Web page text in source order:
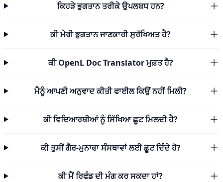
ਕਿਹੜੇ ਭੁਗਤਾਨ ਤਰੀਕੇ ਉਪਲਬਧ ਹਨ?
ਕੀ ਮੇਰੀ ਭੁਗਤਾਨ ਜਾਣਕਾਰੀ ਸੁਰੱਖਿਅਤ ਹੈ?
ਕੀ OpenL Doc Translator ਮੁਫ਼ਤ ਹੈ?
ਮੈਨੂੰ ਆਪਣੀ ਅਨੁਵਾਦ ਕੀਤੀ ਫਾਈਲ ਕਿਉਂ ਨਹੀਂ ਮਿਲੀ?
ਕੀ ਵਿਦਿਆਰਥੀਆਂ ਨੂੰ ਸਿੱਖਿਆ ਛੂਟ ਮਿਲਦੀ ਹੈ?
ਕੀ ਤੁਸੀਂ ਗੈਰ-ਮੁਨਾਫਾ ਸੰਸਥਾਵਾਂ ਲਈ ਛੂਟ ਦਿੰਦੇ ਹੋ?
ਕੀ ਮੈਂ ਰਿਫੰਡ ਦੀ ਮੰਗ ਕਰ ਸਕਦਾ ਹਾਂ?